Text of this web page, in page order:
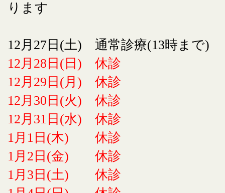
ります
12月27日(土) 通常診療(13時まで)
12月28日(日) 休診
12月29日(月) 休診
12月30日(火) 休診
12月31日(水) 休診
1月1日(木) 休診
1月2日(金) 休診
1月3日(土) 休診